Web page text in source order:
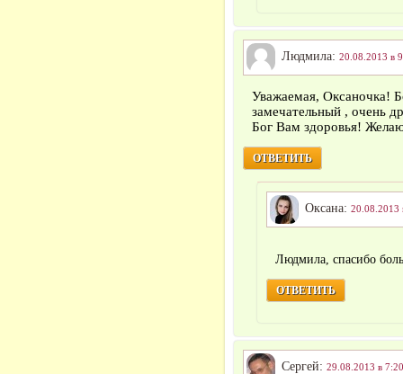
Людмила: 20.08.2013 в
Уважаемая,
замечательный , очень
Бог Вам здоровья!
ОТВЕТИТЬ
Оксана: 20.08.2013
Людмила, спасибо
ОТВЕТИТЬ
Сергей: 29.08.2013 в